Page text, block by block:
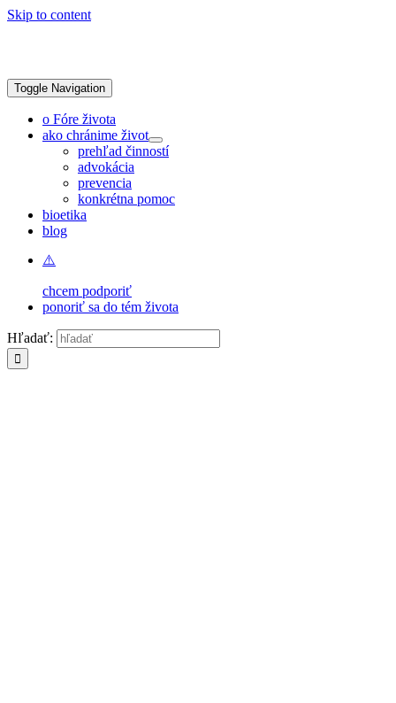
Skip to content
Toggle Navigation
o Fóre života
ako chránime život
prehľad činností
advokácia
prevencia
konkrétna pomoc
bioetika
blog
chcem podporiť
ponoriť sa do tém života
Hľadať: